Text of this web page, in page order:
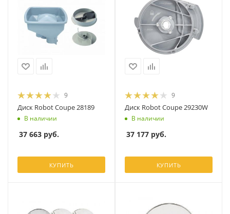
9
Диск Robot Coupe 28189
В наличии
37 663 руб.
КУПИТЬ
9
Диск Robot Coupe 29230W
В наличии
37 177 руб.
КУПИТЬ